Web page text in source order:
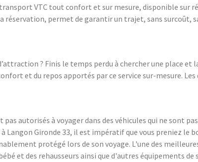
VTC tout confort et sur mesure, disponible sur
réservation, permet de garantir un trajet, sans surcoût,
? Finis le temps perdu à chercher une place et
et du repos apportés par ce service sur-mesure.
autorisés à voyager dans des véhicules qui ne sont
Langon Gironde 33, il est impératif que vous preniez le
protégé lors de son voyage. L'une des
et des rehausseurs ainsi que d'autres équipements